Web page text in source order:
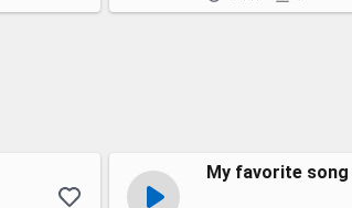
My favorite song